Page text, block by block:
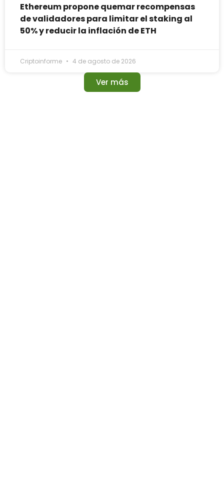
Ethereum propone quemar recompensas
de validadores para limitar el staking al
50% y reducir la inflación de ETH
Criptoinforme 4 de agosto de 2026
Ver más